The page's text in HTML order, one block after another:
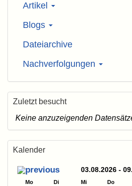
Artikel
Blogs
Dateiarchive
Nachverfolgungen
Zuletzt besucht
Keine anzuzeigenden
Kalender
03.08.2026 -
Mo Di Mi Do